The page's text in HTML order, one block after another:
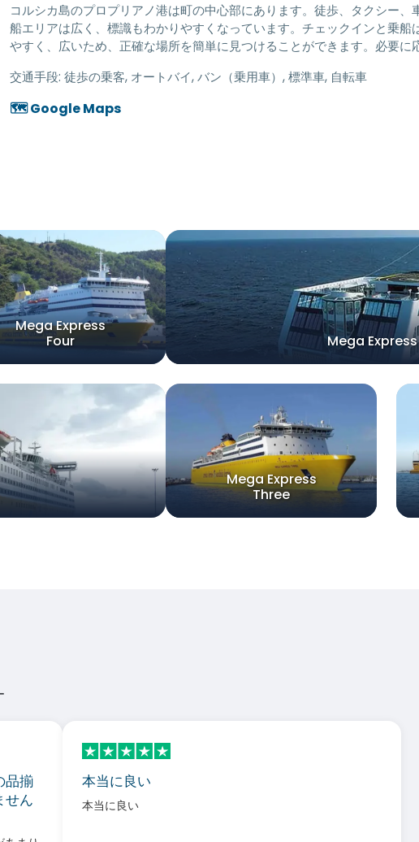
コルシカ島のプロプリアノ港は町の中心部にあります。徒歩、タクシー
船エリアは広く、標識もわかりやすくなっています。チェックインと乗
やすく、広いため、正確な場所を簡単に見つけることができます。必要
交通手段: 徒歩の乗客, オートバイ, バン（乗用車）, 標準車, 自転車
🗺️ Google Maps
Mega Express
Four
Mega
Mega Express
Three
品揃
せん
本当に良い
本当に良い